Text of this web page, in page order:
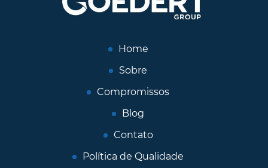
Home
Sobre
Compromissos
Blog
Contato
Política de Qualidade